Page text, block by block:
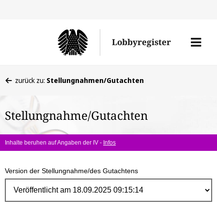
Lobbyregister
Menü
befinden
hier:
zurück zu: Stellungnahmen/Gutachten
Stellungnahme/Gutachten
Inhalte beruhen auf Angaben der IV - Infos
Version der Stellungnahme/des Gutachtens